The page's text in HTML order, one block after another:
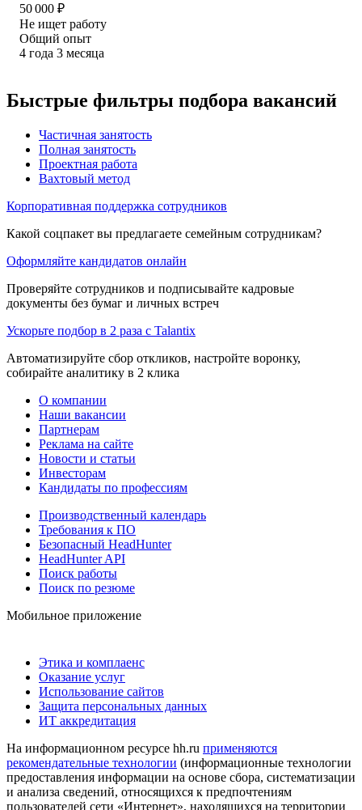
50 000 ₽
Не ищет работу
Общий опыт
4 года 3 месяца
Быстрые фильтры подбора вакансий
Частичная занятость
Полная занятость
Проектная работа
Вахтовый метод
Корпоративная поддержка сотрудников
Какой соцпакет вы предлагаете семейным сотрудникам?
Оформляйте кандидатов онлайн
Проверяйте сотрудников и подписывайте кадровые
документы без бумаг и личных встреч
Ускорьте подбор в 2 раза с Talantix
Автоматизируйте сбор откликов, настройте воронку,
собирайте аналитику в 2 клика
О компании
Наши вакансии
Партнерам
Реклама на сайте
Новости и статьи
Инвесторам
Кандидаты по профессиям
Производственный календарь
Требования к ПО
Безопасный HeadHunter
HeadHunter API
Поиск работы
Поиск по резюме
Мобильное приложение
Этика и комплаенс
Оказание услуг
Использование сайтов
Защита персональных данных
ИТ аккредитация
На информационном ресурсе hh.ru применяются
рекомендательные технологии (информационные технологии
предоставления информации на основе сбора, систематизации
и анализа сведений, относящихся к предпочтениям
пользователей сети «Интернет», находящихся на территории